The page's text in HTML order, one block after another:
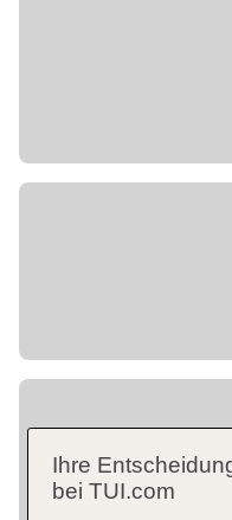
Ihre
bei TUI.com